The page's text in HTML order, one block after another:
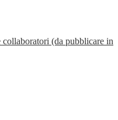
collaboratori (da pubblicare in